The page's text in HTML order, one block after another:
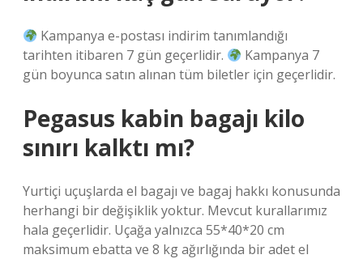
Kampanya e-postası indirim tanımlandığı
tarihten itibaren 7 gün geçerlidir.
Kampanya 7
gün boyunca satın alınan tüm biletler için geçerlidir.
Pegasus kabin bagajı kilo
sınırı kalktı mı?
Yurtiçi uçuşlarda el bagajı ve bagaj hakkı konusunda
herhangi bir değişiklik yoktur. Mevcut kurallarımız
hala geçerlidir. Uçağa yalnızca 55*40*20 cm
maksimum ebatta ve 8 kg ağırlığında bir adet el